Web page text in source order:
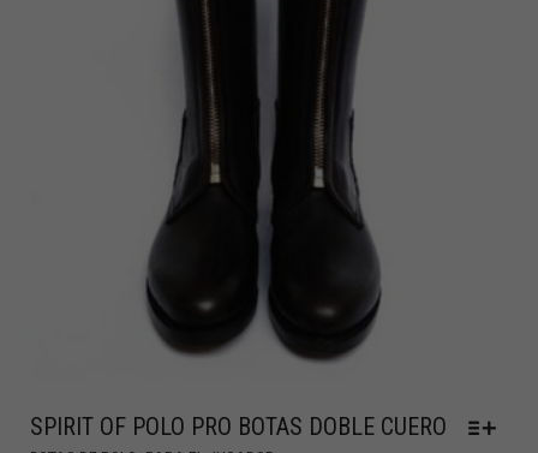
SPIRIT OF POLO PRO BOTAS DOBLE CUERO